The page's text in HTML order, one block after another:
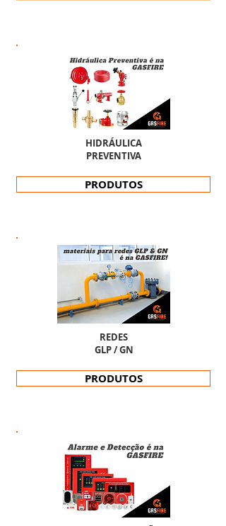
HIDRÁULICA
PREVENTIVA
PRODUTOS
REDES
GLP / GN
PRODUTOS